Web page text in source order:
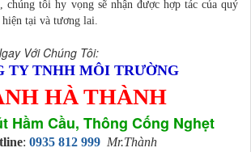
chúng tôi hy vọng sẽ nhận được hợp tác của quý
tại và tương lai.
Với Chúng Tôi:
TY TNHH MÔI TRƯỜNG
HÀ THÀNH
Hầm Cầu, Thông Cống Nghẹt
: 0935 812 999 Mr.Thành